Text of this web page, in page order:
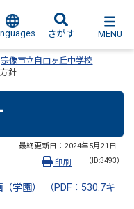
さがす MENU
宗像市立自由ヶ丘中学校
針
最終更新日： 2024年5月21日
（ID:3493）
印刷
学園） （PDF：530.7キ